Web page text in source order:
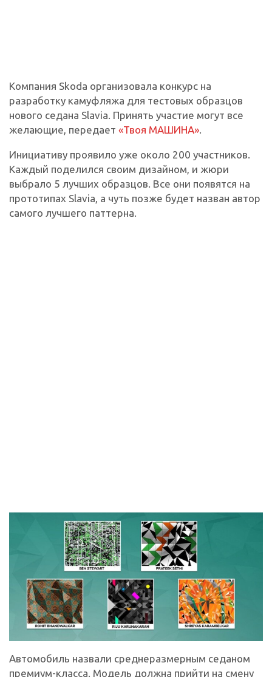
Компания Skoda организовала конкурс на
разработку камуфляжа для тестовых образцов
нового седана Slavia. Принять участие могут все
желающие, передает «Твоя МАШИНА».
Инициативу проявило уже около 200 участников.
Каждый поделился своим дизайном, и жюри
выбрало 5 лучших образцов. Все они появятся на
прототипах Slavia, а чуть позже будет назван автор
самого лучшего паттерна.
Автомобиль назвали среднеразмерным седаном
премиум-класса. Модель должна прийти на смену